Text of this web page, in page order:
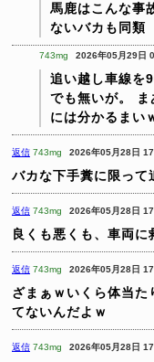
馬鹿はこんな事
ないバカも同類
743mg 2026年05月29日
追い越し車線を
でも無いが。
には分かるまい
返信 743mg 2026年05月28日
バカな下手糞に限って
返信 743mg 2026年05月28日
良くも悪くも、車両に
返信 743mg 2026年05月28日
ざまぁｗいくら体当
てないんだよｗ
返信 743mg 2026年05月28日